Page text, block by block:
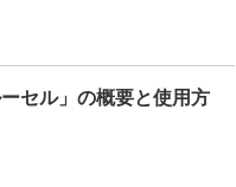
セル」の概要と使用方